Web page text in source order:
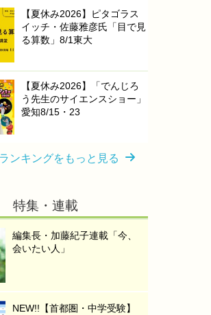
【夏休み2026】ピタゴラス
イッチ・佐藤雅彦氏「目で見
る算数」8/1東大
【夏休み2026】「でんじろ
う先生のサイエンスショー」
愛知8/15・23
ンキングをもっと見る
特集・連載
編集長・加藤紀子連載「今、
会いたい人」
NEW!!【首都圏・中学受験】